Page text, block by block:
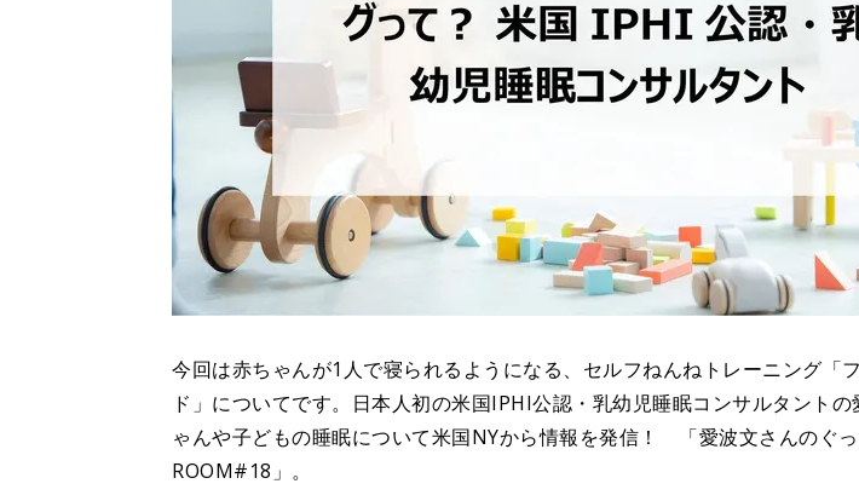
今回は赤ちゃんが1人で寝られるようになる、セルフねんねトレーニング「
ド」についてです。日本人初の米国IPHI公認・乳幼児睡眠コンサルタントの
ゃんや子どもの睡眠について米国NYから情報を発信！ 「愛波文さんのぐ
ROOM#18」。